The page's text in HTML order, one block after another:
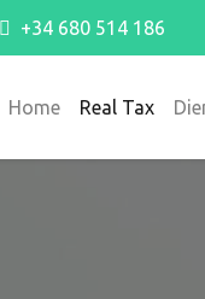
+34 680 514 186
Home Real Tax